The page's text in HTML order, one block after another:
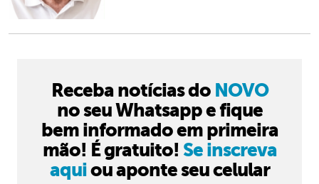
Receba notícias do NOVO
no seu Whatsapp e fique
bem informado em primeira
mão! É gratuito! Se inscreva
aquiou aponte seu celular